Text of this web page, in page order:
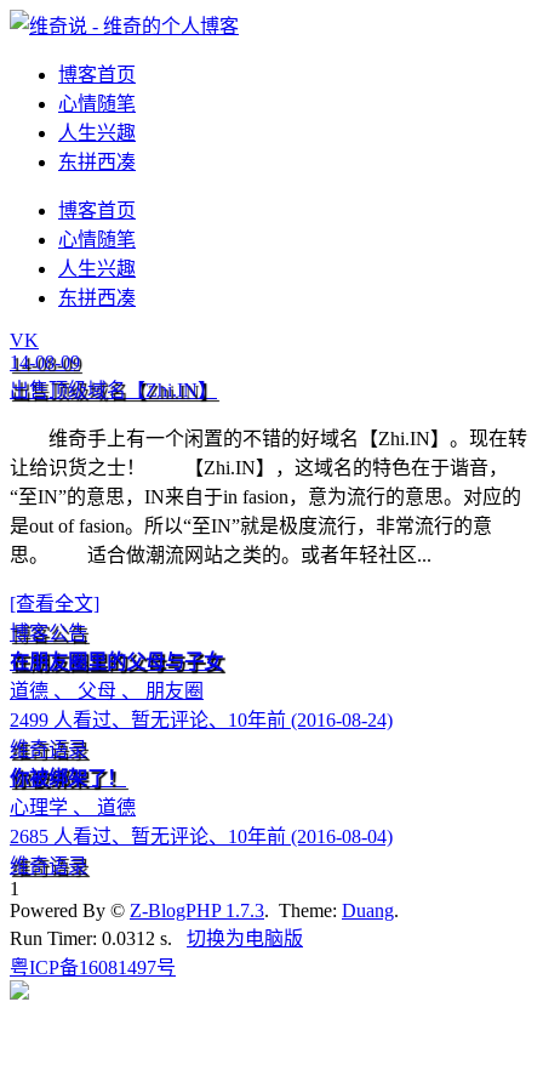
博客首页
心情随笔
人生兴趣
东拼西凑
博客首页
心情随笔
人生兴趣
东拼西凑
VK
14-08-09
出售顶级域名【Zhi.IN】
维奇手上有一个闲置的不错的好域名【Zhi.IN】。现在转
让给识货之士！ 【Zhi.IN】，这域名的特色在于谐音，
“至IN”的意思，IN来自于in fasion，意为流行的意思。对应的
是out of fasion。所以“至IN”就是极度流行，非常流行的意
思。 适合做潮流网站之类的。或者年轻社区...
[查看全文]
博客公告
在朋友圈里的父母与子女
道德 、 父母 、 朋友圈
2499 人看过、暂无评论、10年前 (2016-08-24)
维奇语录
你被绑架了！
心理学 、 道德
2685 人看过、暂无评论、10年前 (2016-08-04)
维奇语录
1
Powered By © Z-BlogPHP 1.7.3. Theme: Duang.
Run Timer: 0.0312 s. 切换为电脑版
粤ICP备16081497号